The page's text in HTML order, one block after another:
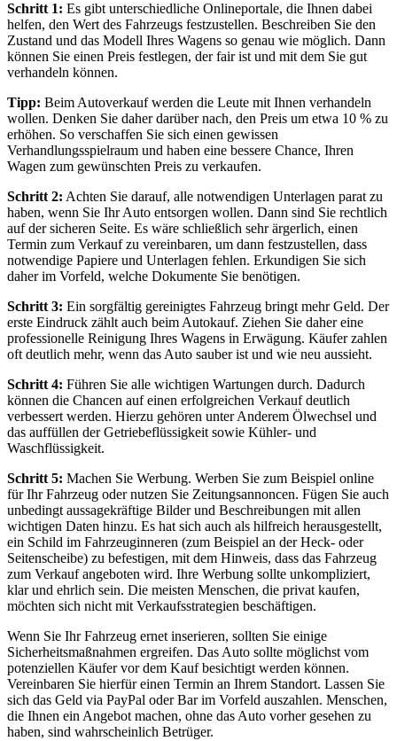
Schritt 1: Es gibt unterschiedliche Onlineportale, die Ihnen dabei
helfen, den Wert des Fahrzeugs festzustellen. Beschreiben Sie den
Zustand und das Modell Ihres Wagens so genau wie möglich. Dann
können Sie einen Preis festlegen, der fair ist und mit dem Sie gut
verhandeln können.
Tipp: Beim Autoverkauf werden die Leute mit Ihnen verhandeln
wollen. Denken Sie daher darüber nach, den Preis um etwa 10 % zu
erhöhen. So verschaffen Sie sich einen gewissen
Verhandlungsspielraum und haben eine bessere Chance, Ihren
Wagen zum gewünschten Preis zu verkaufen.
Schritt 2: Achten Sie darauf, alle notwendigen Unterlagen parat zu
haben, wenn Sie Ihr Auto entsorgen wollen. Dann sind Sie rechtlich
auf der sicheren Seite. Es wäre schließlich sehr ärgerlich, einen
Termin zum Verkauf zu vereinbaren, um dann festzustellen, dass
notwendige Papiere und Unterlagen fehlen. Erkundigen Sie sich
daher im Vorfeld, welche Dokumente Sie benötigen.
Schritt 3: Ein sorgfältig gereinigtes Fahrzeug bringt mehr Geld. Der
erste Eindruck zählt auch beim Autokauf. Ziehen Sie daher eine
professionelle Reinigung Ihres Wagens in Erwägung. Käufer zahlen
oft deutlich mehr, wenn das Auto sauber ist und wie neu aussieht.
Schritt 4: Führen Sie alle wichtigen Wartungen durch. Dadurch
können die Chancen auf einen erfolgreichen Verkauf deutlich
verbessert werden. Hierzu gehören unter Anderem Ölwechsel und
das auffüllen der Getriebeflüssigkeit sowie Kühler- und
Waschflüssigkeit.
Schritt 5: Machen Sie Werbung. Werben Sie zum Beispiel online
für Ihr Fahrzeug oder nutzen Sie Zeitungsannoncen. Fügen Sie auch
unbedingt aussagekräftige Bilder und Beschreibungen mit allen
wichtigen Daten hinzu. Es hat sich auch als hilfreich herausgestellt,
ein Schild im Fahrzeuginneren (zum Beispiel an der Heck- oder
Seitenscheibe) zu befestigen, mit dem Hinweis, dass das Fahrzeug
zum Verkauf angeboten wird. Ihre Werbung sollte unkompliziert,
klar und ehrlich sein. Die meisten Menschen, die privat kaufen,
möchten sich nicht mit Verkaufsstrategien beschäftigen.
Wenn Sie Ihr Fahrzeug ernet inserieren, sollten Sie einige
Sicherheitsmaßnahmen ergreifen. Das Auto sollte möglichst vom
potenziellen Käufer vor dem Kauf besichtigt werden können.
Vereinbaren Sie hierfür einen Termin an Ihrem Standort. Lassen Sie
sich das Geld via PayPal oder Bar im Vorfeld auszahlen. Menschen,
die Ihnen ein Angebot machen, ohne das Auto vorher gesehen zu
haben, sind wahrscheinlich Betrüger.